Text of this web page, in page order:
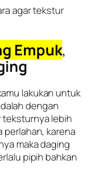
agar tekstur
Empuk,
lakukan untuk
dengan
teksturnya lebih
perlahan, karena
maka daging
pipih bahkan